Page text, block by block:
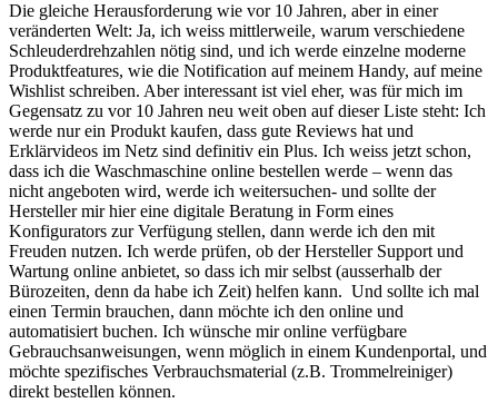
Die gleiche Herausforderung wie vor 10 Jahren, aber in einer
veränderten Welt: Ja, ich weiss mittlerweile, warum verschiedene
Schleuderdrehzahlen nötig sind, und ich werde einzelne moderne
Produktfeatures, wie die Notification auf meinem Handy, auf meine
Wishlist schreiben. Aber interessant ist viel eher, was für mich im
Gegensatz zu vor 10 Jahren neu weit oben auf dieser Liste steht: Ich
werde nur ein Produkt kaufen, dass gute Reviews hat und
Erklärvideos im Netz sind definitiv ein Plus. Ich weiss jetzt schon,
dass ich die Waschmaschine online bestellen werde – wenn das
nicht angeboten wird, werde ich weitersuchen- und sollte der
Hersteller mir hier eine digitale Beratung in Form eines
Konfigurators zur Verfügung stellen, dann werde ich den mit
Freuden nutzen. Ich werde prüfen, ob der Hersteller Support und
Wartung online anbietet, so dass ich mir selbst (ausserhalb der
Bürozeiten, denn da habe ich Zeit) helfen kann. Und sollte ich mal
einen Termin brauchen, dann möchte ich den online und
automatisiert buchen. Ich wünsche mir online verfügbare
Gebrauchsanweisungen, wenn möglich in einem Kundenportal, und
möchte spezifisches Verbrauchsmaterial (z.B. Trommelreiniger)
direkt bestellen können.